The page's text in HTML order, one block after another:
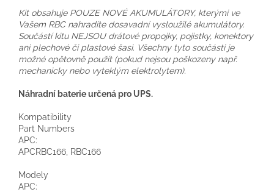
Kit obsahuje POUZE NOVÉ AKUMULÁTORY, kterými ve
Vašem RBC nahradíte dosavadní vysloužilé akumulátory.
Součástí kitu NEJSOU drátové propojky, pojistky, konektory
ani plechové či plastové šasi. Všechny tyto součásti je
možné opětovně použít (pokud nejsou poškozeny např.
mechanicky nebo vyteklým elektrolytem).
Náhradní baterie určená pro UPS.
Kompatibility
Part Numbers
APC:
APCRBC166, RBC166
Modely
APC: